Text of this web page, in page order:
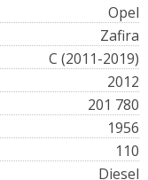
Opel
Zafira
C (2011-2019)
2012
201 780
1956
110
Diesel